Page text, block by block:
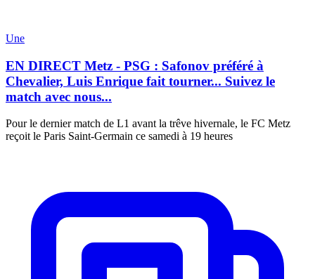
Une
EN DIRECT Metz - PSG : Safonov préféré à
Chevalier, Luis Enrique fait tourner... Suivez le
match avec nous...
Pour le dernier match de L1 avant la trêve hivernale, le FC Metz
reçoit le Paris Saint-Germain ce samedi à 19 heures